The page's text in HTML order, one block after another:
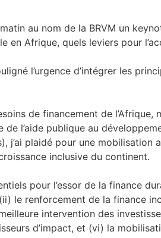
au nom de la BRVM un
en Afrique, quels leviers pour
l’urgence d’intégrer les
de financement de
de l’aide publique au
j’ai plaidé pour une
inclusive du continent.
pour l’essor de la finance
le renforcement de la finance
intervention des
d’impact, et (vi) la